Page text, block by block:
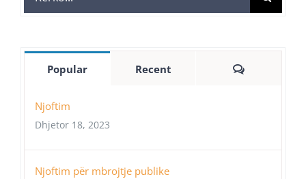
for:
Popular Recent Comments
Njoftim
Dhjetor 18, 2023
Njoftim për mbrojtje publike